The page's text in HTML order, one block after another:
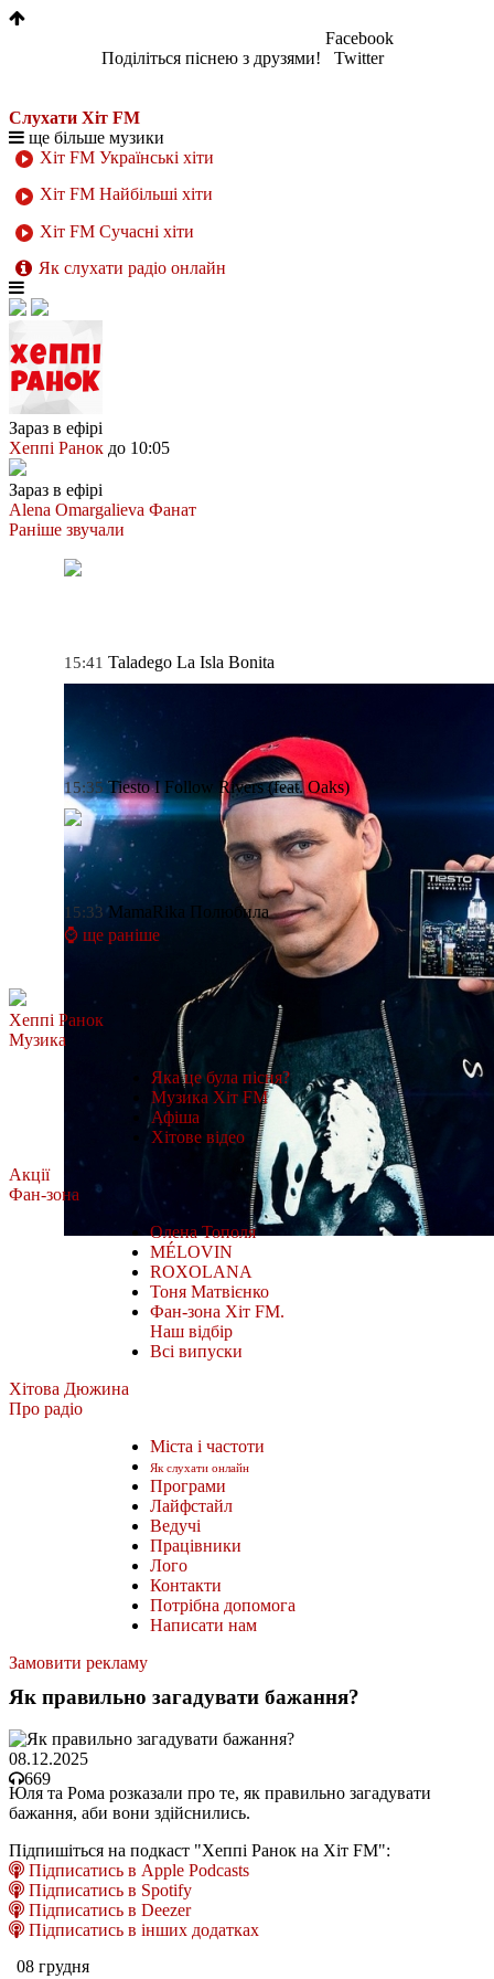
Поділіться піснею з друзями!
Facebook
Twitter
Слухати Хіт FM
ще більше музики
Хіт FM Українські хіти
Хіт FM Найбільші хіти
Хіт FM Сучасні хіти
Як слухати радіо онлайн
Зараз в ефірі
Хеппі Ранок до 10:05
Зараз в ефірі
Alena Omargalieva Фанат
Раніше звучали
15:41 Taladego La Isla Bonita
15:35 Tiesto I Follow Rivers (feat. Oaks)
15:33 MamaRika Полюбила
⌚ ще раніше
Хеппі Ранок
Музика
Яка це була пісня?
Музика Хіт FM
Афіша
Хітове відео
Акції
Фан-зона
Олена Тополя
MÉLOVIN
ROXOLANA
Тоня Матвієнко
Фан-зона Хіт FM.
Наш відбір
Всі випуски
Хітова Дюжина
Про радіо
Міста і частоти
Як слухати онлайн
Програми
Лайфстайл
Ведучі
Працівники
Лого
Контакти
Потрібна допомога
Написати нам
Замовити рекламу
Як правильно загадувати бажання?
08.12.2025
669
Юля та Рома розказали про те, як правильно загадувати
бажання, аби вони здійснились.
Підпишіться на подкаст "Хеппі Ранок на Хіт FM":
Підписатись в Apple Podcasts
Підписатись в Spotify
Підписатись в Deezer
Підписатись в інших додатках
08 грудня